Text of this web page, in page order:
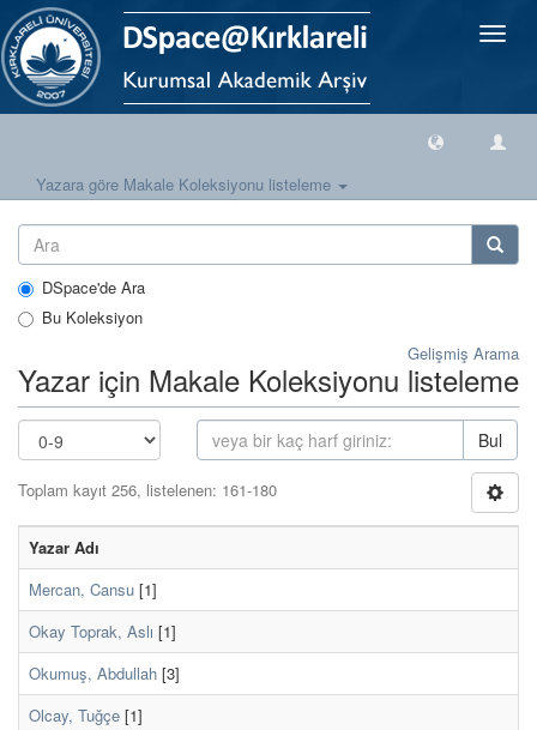
Geçiş
Yazara göre Makale Koleksiyonu listeleme
DSpace'de Ara
Bu Koleksiyon
Gelişmiş Arama
Yazar için Makale Koleksiyonu listeleme
Bul
Toplam kayıt 256, listelenen: 161-180
Yazar Adı
Mercan, Cansu [1]
Okay Toprak, Aslı [1]
Okumuş, Abdullah [3]
Olcay, Tuğçe [1]